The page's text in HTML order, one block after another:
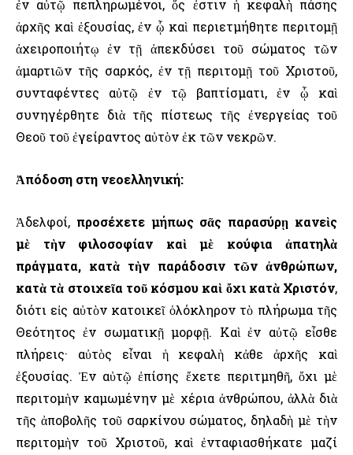
ἐν αὐτῷ πεπληρωμένοι, ὅς ἐστιν ἡ κεφαλὴ πάσης
ἀρχῆς καὶ ἐξουσίας, ἐν ᾧ καὶ περιετμήθητε περιτομῇ
ἀχειροποιήτῳ ἐν τῇ ἀπεκδύσει τοῦ σώματος τῶν
ἁμαρτιῶν τῆς σαρκός, ἐν τῇ περιτομῇ τοῦ Χριστοῦ,
συνταφέντες αὐτῷ ἐν τῷ βαπτίσματι, ἐν ᾧ καὶ
συνηγέρθητε διὰ τῆς πίστεως τῆς ἐνεργείας τοῦ
Θεοῦ τοῦ ἐγείραντος αὐτὸν ἐκ τῶν νεκρῶν.
Ἀπόδοση στη νεοελληνική:
Ἀδελφοί, προσέχετε μήπως σᾶς παρασύρῃ κανεὶς
μὲ τὴν φιλοσοφίαν καὶ μὲ κούφια ἀπατηλὰ
πράγματα, κατὰ τὴν παράδοσιν τῶν ἀνθρώπων,
κατὰ τὰ στοιχεῖα τοῦ κόσμου καὶ ὄχι κατὰ Χριστόν,
διότι εἰς αὐτὸν κατοικεῖ ὁλόκληρον τὸ πλήρωμα τῆς
Θεότητος ἐν σωματικῇ μορφῇ. Καὶ ἐν αὐτῷ εἶσθε
πλήρεις· αὐτὸς εἶναι ἡ κεφαλὴ κἀθε ἀρχῆς καὶ
ἐξουσίας. Ἐν αὐτῷ ἐπίσης ἔχετε περιτμηθῆ, ὄχι μὲ
περιτομὴν καμωμένην μὲ χέρια ἀνθρώπου, ἀλλὰ διὰ
τῆς ἀποβολῆς τοῦ σαρκίνου σώματος, δηλαδὴ μὲ τὴν
περιτομὴν τοῦ Χριστοῦ, καὶ ἐνταφιασθήκατε μαζί